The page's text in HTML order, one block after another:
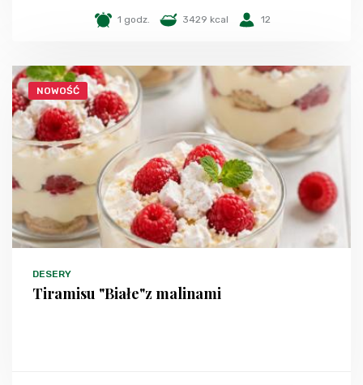
1 godz. 3429 kcal 12
NOWOŚĆ
DESERY
Tiramisu "Białe"z malinami